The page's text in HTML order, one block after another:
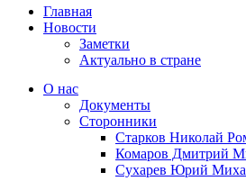
Главная
Новости
Заметки
Актуально в стране
О нас
Документы
Сторонники
Старков Николай
Комаров Дмитрий
Сухарев Юрий